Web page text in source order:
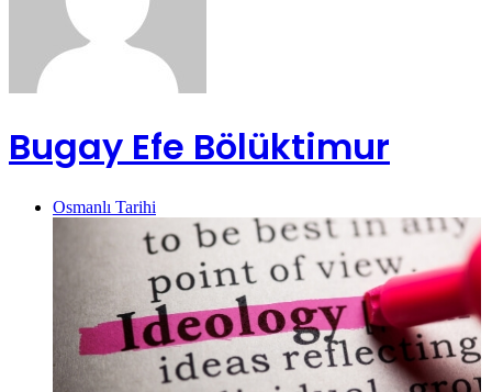
Bugay Efe Bölüktimur
Osmanlı Tarihi